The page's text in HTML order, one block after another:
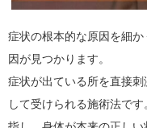
症状の根本的な原因を細
因が見つかります。
症状が出ている所を直接
して受けられる施術法です